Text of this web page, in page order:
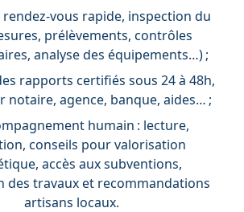
rendez-vous rapide, inspection du
prélèvements, contrôles
analyse des équipements…) ;
rapports certifiés sous 24 à 48h,
notaire, agence, banque, aides… ;
humain : lecture,
conseils pour valorisation
accès aux subventions,
des travaux et recommandations
artisans locaux.